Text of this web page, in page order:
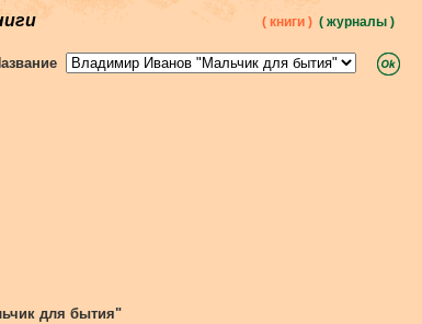
( книги ) ( журналы )
для бытия"